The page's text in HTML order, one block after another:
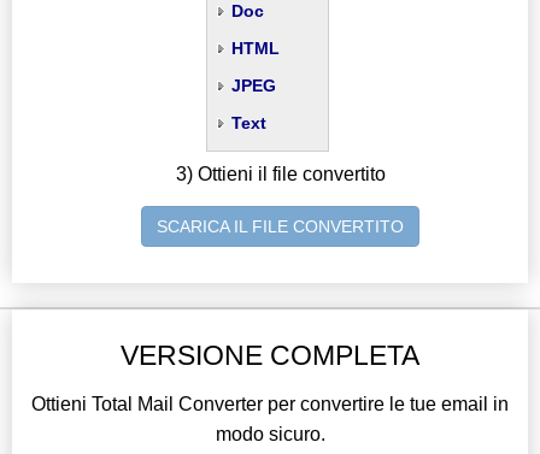
Doc
HTML
JPEG
Text
3) Ottieni il file convertito
SCARICA IL FILE CONVERTITO
VERSIONE COMPLETA
Ottieni Total Mail Converter per convertire le tue email in
modo sicuro.